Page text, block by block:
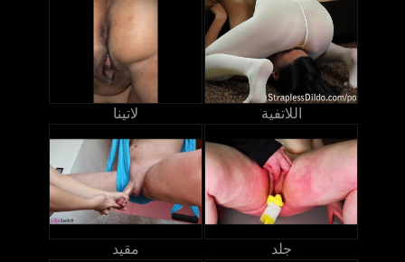
لاتينا اللاتفية
مقيد جلد